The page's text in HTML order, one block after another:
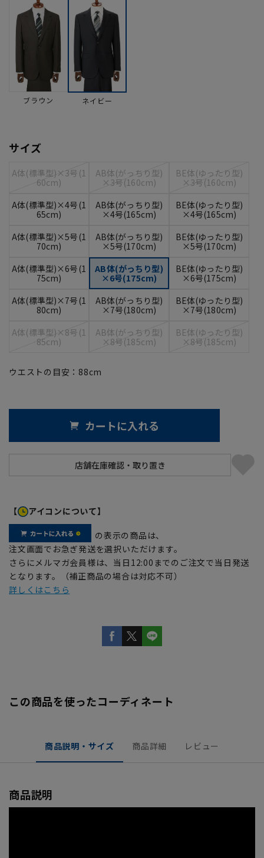
ブラウン ネイビー
サイズ
A体(標準型)×3号(1
60cm)
AB体(がっちり型)
×3号(160cm)
BE体(ゆったり型)
×3号(160cm)
A体(標準型)×4号(1
65cm)
AB体(がっちり型)
×4号(165cm)
BE体(ゆったり型)
×4号(165cm)
A体(標準型)×5号(1
70cm)
AB体(がっちり型)
×5号(170cm)
BE体(ゆったり型)
×5号(170cm)
A体(標準型)×6号(1
75cm)
AB体(がっちり型)
×6号(175cm)
BE体(ゆったり型)
×6号(175cm)
A体(標準型)×7号(1
80cm)
AB体(がっちり型)
×7号(180cm)
BE体(ゆったり型)
×7号(180cm)
A体(標準型)×8号(1
85cm)
AB体(がっちり型)
×8号(185cm)
BE体(ゆったり型)
×8号(185cm)
ウエストの目安： 88cm
カートに入れる
【 アイコンについて】
の表示の商品は、
注文画面でお急ぎ発送を選択いただけます。
さらにメルマガ会員様は、当日12:00までのご注文で当日発送
となります。（補正商品の場合は対応不可）
詳しくはこちら
この商品を使ったコーディネート
商品説明・サイズ 商品詳細 レビュー
商品説明